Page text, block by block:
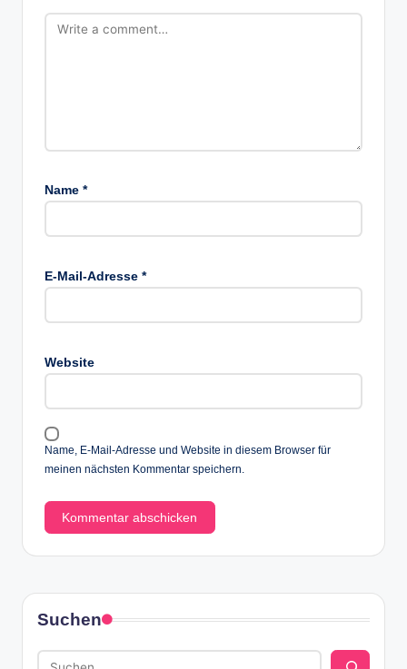
Name *
E-Mail-Adresse *
Website
Name, E-Mail-Adresse und Website in diesem Browser für
meinen nächsten Kommentar speichern.
Suchen